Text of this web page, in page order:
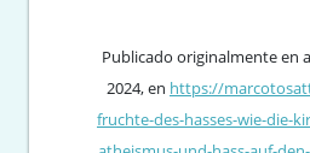
Publicado originalmente en
2024, en https://
fruchte-des-hasses-wie-die-